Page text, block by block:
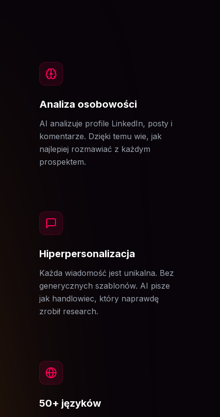
Analiza osobowości
AI analizuje profile LinkedIn, posty i
komentarze. Dzięki temu wie, jak
najlepiej rozmawiać z każdym
prospektem.
Hiperpersonalizacja
Każda wiadomość jest unikalna. Bez
generycznych szablonów. AI pisze
jak handlowiec, który naprawdę
zrobił research.
50+ języków